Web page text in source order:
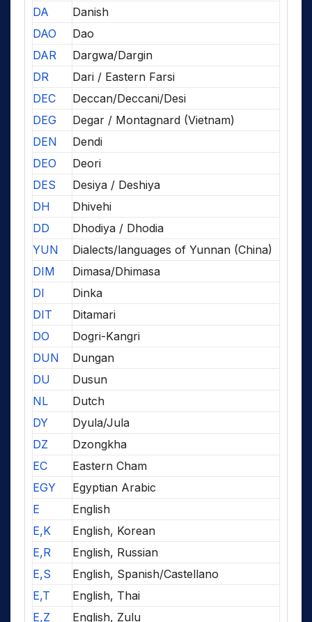
DA
Danish
DAO
Dao
DAR
Dargwa/Dargin
DR
Dari / Eastern Farsi
DEC
Deccan/Deccani/Desi
DEG
Degar / Montagnard (Vietnam)
DEN
Dendi
DEO
Deori
DES
Desiya / Deshiya
DH
Dhivehi
DD
Dhodiya / Dhodia
YUN
Dialects/languages of Yunnan (China)
DIM
Dimasa/Dhimasa
DI
Dinka
DIT
Ditamari
DO
Dogri-Kangri
DUN
Dungan
DU
Dusun
NL
Dutch
DY
Dyula/Jula
DZ
Dzongkha
EC
Eastern Cham
EGY
Egyptian Arabic
E
English
E,K
English, Korean
E,R
English, Russian
E,S
English, Spanish/Castellano
E,T
English, Thai
E,Z
English, Zulu